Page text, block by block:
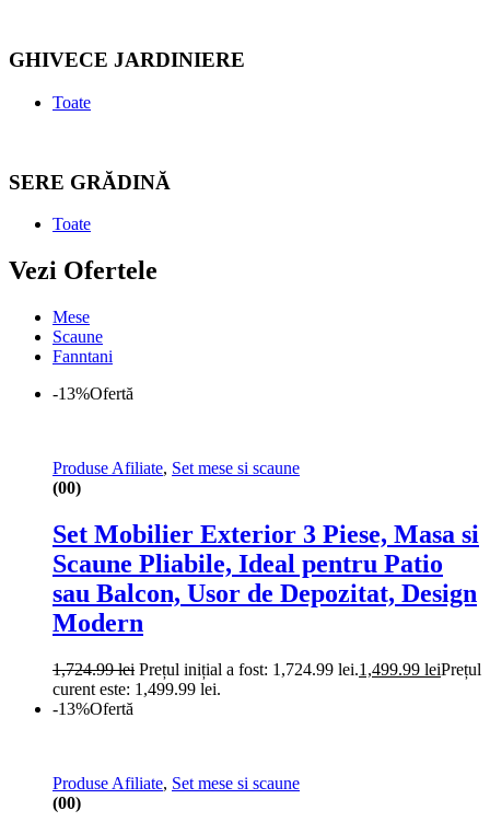
GHIVECE JARDINIERE
Toate
SERE GRĂDINĂ
Toate
Vezi Ofertele
Mese
Scaune
Fanntani
-13%Ofertă
Produse Afiliate, Set mese si scaune
(00)
Set Mobilier Exterior 3 Piese, Masa si
Scaune Pliabile, Ideal pentru Patio
sau Balcon, Usor de Depozitat, Design
Modern
1,724.99lei Prețul inițial a fost: 1,724.99 lei.1,499.99 leiPrețul
curent este: 1,499.99 lei.
-13%Ofertă
Produse Afiliate, Set mese si scaune
(00)